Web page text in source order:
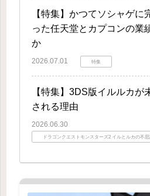
【特集】かつてソシャゲに
った任天堂とカプコンの業
か
2026.07.01 特集
【特集】3DS版イルルカが
される理由
2026.06.30
ドラゴンクエストモンスターズ2 イルとルカの不